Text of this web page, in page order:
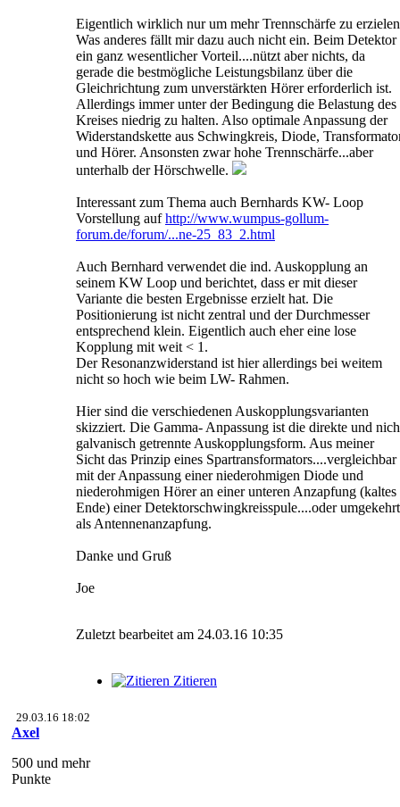
Eigentlich wirklich nur um mehr Trennschärfe zu
Was anderes fällt mir dazu auch nicht ein. Beim Detektor
ein ganz wesentlicher Vorteil....nützt aber nichts, da
gerade die bestmögliche Leistungsbilanz über die
Gleichrichtung zum unverstärkten Hörer erforderlich ist.
Allerdings immer unter der Bedingung die Belastung des
Kreises niedrig zu halten. Also optimale Anpassung der
Widerstandskette aus Schwingkreis, Diode,
und Hörer. Ansonsten zwar hohe Trennschärfe...aber
unterhalb der Hörschwelle.
Interessant zum Thema auch Bernhards KW- Loop
Vorstellung aufhttp://www.wumpus-gollum-
forum.de/forum/...ne-25_83_2.html
Auch Bernhard verwendet die ind. Auskopplung an
seinem KW Loop und berichtet, dass er mit dieser
Variante die besten Ergebnisse erzielt hat. Die
Positionierung ist nicht zentral und der Durchmesser
entsprechend klein. Eigentlich auch eher eine lose
Kopplung mit weit < 1.
Der Resonanzwiderstand ist hier allerdings bei weitem
nicht so hoch wie beim LW- Rahmen.
Hier sind die verschiedenen Auskopplungsvarianten
skizziert. Die Gamma- Anpassung ist die direkte und
galvanisch getrennte Auskopplungsform. Aus meiner
Sicht das Prinzip eines Spartransformators....vergleichbar
mit der Anpassung einer niederohmigen Diode und
niederohmigen Hörer an einer unteren Anzapfung (kaltes
Ende) einer Detektorschwingkreisspule....oder
als Antennenanzapfung.
Danke und Gruß
Joe
Zuletzt bearbeitet am 24.03.16 10:35
Zitieren
29.03.16 18:02
Axel
500 und mehr
Punkte